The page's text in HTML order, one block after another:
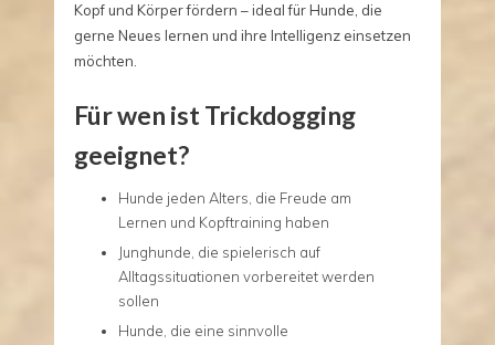
Kopf und Körper fördern – ideal für Hunde, die
gerne Neues lernen und ihre Intelligenz einsetzen
möchten.
Für wen ist Trickdogging
geeignet?
Hunde jeden Alters, die Freude am
Lernen und Kopftraining haben
Junghunde, die spielerisch auf
Alltagssituationen vorbereitet werden
sollen
Hunde, die eine sinnvolle